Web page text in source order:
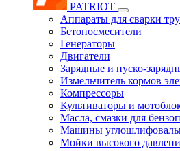
PATRIOT
Аппараты для сварки
Бетоносмесители
Генераторы
Двигатели
Зарядные и пуско-
Измельчитель кормов
Компрессоры
Культиваторы и
Масла, смазки для
Машины
Мойки высокого